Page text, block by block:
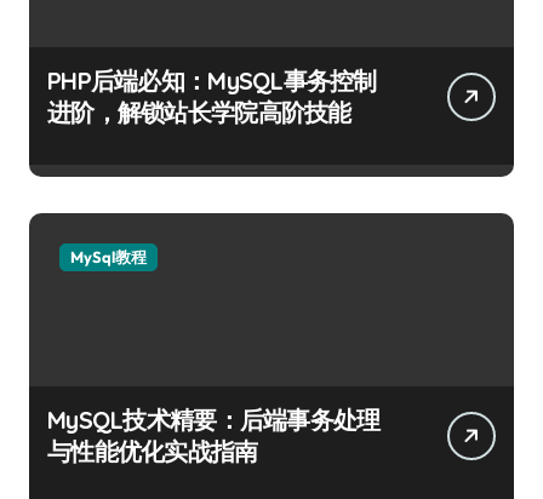
PHP后端必知：MySQL事务控制
进阶，解锁站长学院高阶技能
MySql教程
MySQL技术精要：后端事务处理
与性能优化实战指南